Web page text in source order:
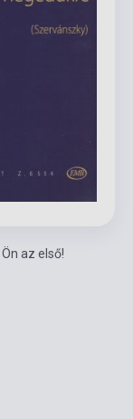
az első!